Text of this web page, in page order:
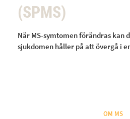
(SPMS)
När MS-symtomen förändras kan
sjukdomen håller på att övergå i
OM MS